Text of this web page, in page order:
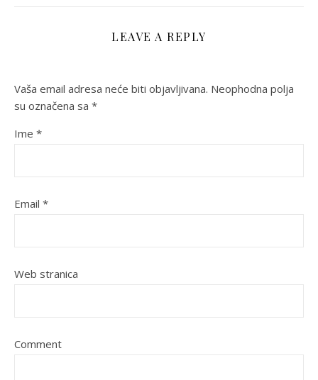
LEAVE A REPLY
Vaša email adresa neće biti objavljivana. Neophodna polja
su označena sa *
Ime *
Email *
Web stranica
Comment